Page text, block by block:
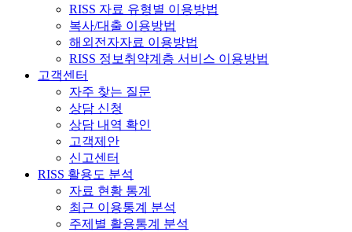
RISS 자료 유형별 이용방법
복사/대출 이용방법
해외전자자료 이용방법
RISS 정보취약계층 서비스 이용방법
고객센터
자주 찾는 질문
상담 신청
상담 내역 확인
고객제안
신고센터
RISS 활용도 분석
자료 현황 통계
최근 이용통계 분석
주제별 활용통계 분석